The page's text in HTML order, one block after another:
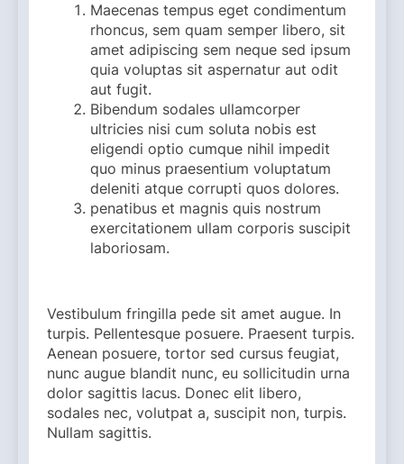
Maecenas tempus eget condimentum
rhoncus, sem quam semper libero, sit
amet adipiscing sem neque sed ipsum
quia voluptas sit aspernatur aut odit
aut fugit.
Bibendum sodales ullamcorper
ultricies nisi cum soluta nobis est
eligendi optio cumque nihil impedit
quo minus praesentium voluptatum
deleniti atque corrupti quos dolores.
penatibus et magnis quis nostrum
exercitationem ullam corporis suscipit
laboriosam.
Vestibulum fringilla pede sit amet augue. In
turpis. Pellentesque posuere. Praesent turpis.
Aenean posuere, tortor sed cursus feugiat,
nunc augue blandit nunc, eu sollicitudin urna
dolor sagittis lacus. Donec elit libero,
sodales nec, volutpat a, suscipit non, turpis.
Nullam sagittis.